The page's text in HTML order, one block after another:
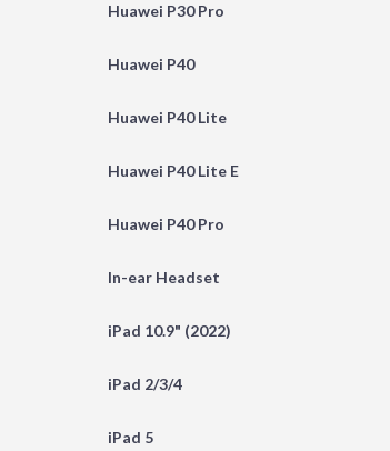
Huawei P30 Pro
Huawei P40
Huawei P40 Lite
Huawei P40 Lite E
Huawei P40 Pro
In-ear Headset
iPad 10.9" (2022)
iPad 2/3/4
iPad 5